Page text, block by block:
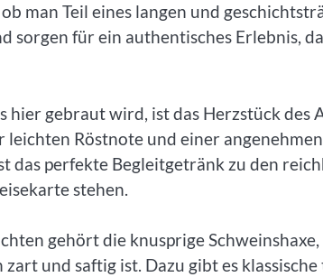
man Teil eines langen und
sorgen für ein authentisches Erlebnis,
hier gebraut wird, ist das Herzstück des
leichten Röstnote und einer
das perfekte Begleitgetränk zu den
stehen.
gehört die knusprige
und saftig ist. Dazu gibt es